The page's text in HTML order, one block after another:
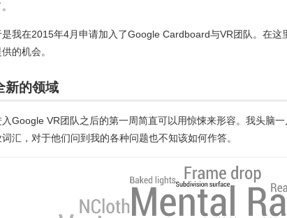
是我在2015年4月申请加入了Google Cardboard与VR团队。在
的机会。
新的领域
入Google VR团队之后的第一周简直可以用惊悚来形容。我头脑
词汇，对于他们问到我的各种问题也不知该如何作答。